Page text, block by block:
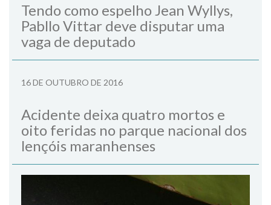
Tendo como espelho Jean Wyllys,
Pabllo Vittar deve disputar uma
vaga de deputado
16 DE OUTUBRO DE 2016
Acidente deixa quatro mortos e
oito feridas no parque nacional dos
lençóis maranhenses